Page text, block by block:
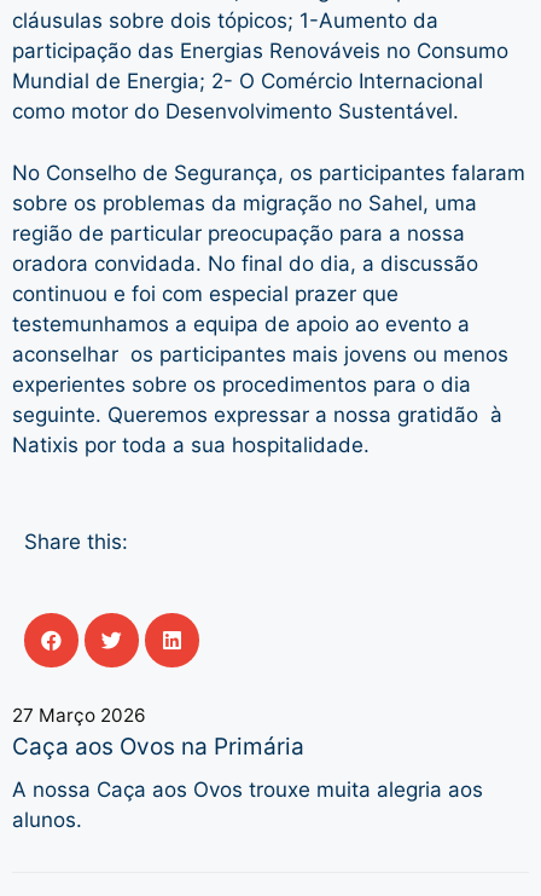
cláusulas sobre dois tópicos; 1-Aumento da
participação das Energias Renováveis ​​no Consumo
Mundial de Energia; 2- O Comércio Internacional
como motor do Desenvolvimento Sustentável.
No Conselho de Segurança, os participantes falaram
sobre os problemas da migração no Sahel, uma
região de particular preocupação para a nossa
oradora convidada. No final do dia, a discussão
continuou e foi com especial prazer que
testemunhamos a equipa de apoio ao evento a
aconselhar os participantes mais jovens ou menos
experientes sobre os procedimentos para o dia
seguinte. Queremos expressar a nossa gratidão à
Natixis por toda a sua hospitalidade.
Share this:
27 Março 2026
Caça aos Ovos na Primária
A nossa Caça aos Ovos trouxe muita alegria aos
alunos.